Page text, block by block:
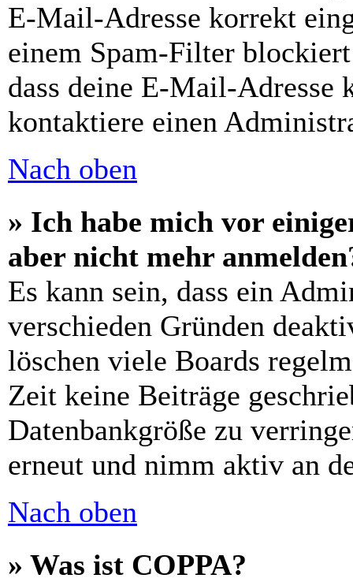
E-Mail-Adresse korrekt
einem Spam-Filter
dass deine E-Mail-Adresse
kontaktiere einen
Nach oben
» Ich habe mich vor
aber nicht mehr
Es kann sein, dass ein
verschieden Gründen
löschen viele Boards
Zeit keine Beiträge
Datenbankgröße zu
erneut und nimm aktiv an
Nach oben
» Was ist COPPA?